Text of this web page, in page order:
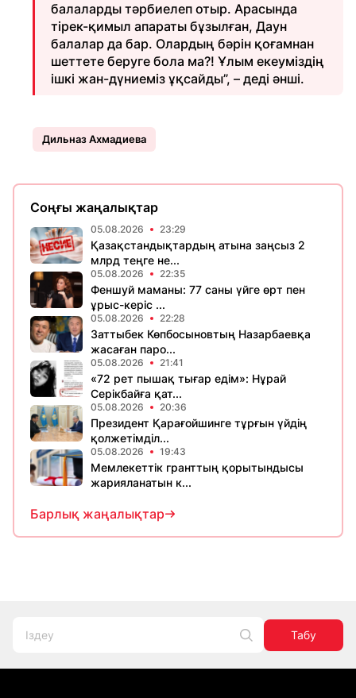
балаларды тәрбиелеп отыр. Арасында
тірек-қимыл апараты бұзылған, Даун
балалар да бар. Олардың бәрін қоғамнан
шеттете беруге бола ма?! Ұлым екеуміздің
ішкі жан-дүниеміз ұқсайды”, – деді әнші.
Дильназ Ахмадиева
Соңғы жаңалықтар
05.08.2026 23:29
Қазақстандықтардың атына заңсыз 2
млрд теңге не...
05.08.2026 22:35
Феншуй маманы: 77 саны үйге өрт пен
ұрыс-керіс ...
05.08.2026 22:28
Заттыбек Көпбосыновтың Назарбаевқа
жасаған паро...
05.08.2026 21:41
«72 рет пышақ тығар едім»: Нұрай
Серікбайға қат...
05.08.2026 20:36
Президент Қарағойшинге тұрғын үйдің
қолжетімділ...
05.08.2026 19:43
Мемлекеттік гранттың қорытындысы
жарияланатын к...
Барлық жаңалықтар
Табу